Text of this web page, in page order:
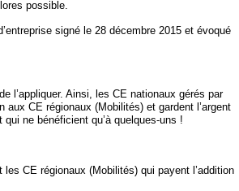
possible.
signé le 28 décembre 2015 et évoqué
l’appliquer. Ainsi, les CE nationaux gérés par
CE régionaux (Mobilités) et gardent l’argent
ne bénéficient qu’à quelques-uns !
CE régionaux (Mobilités) qui payent l’addition